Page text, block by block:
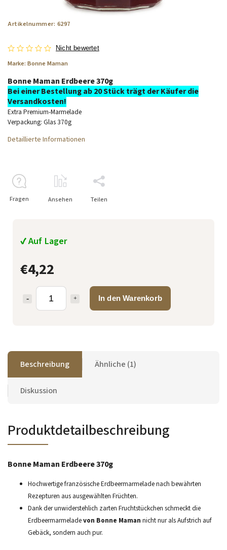
Artikelnummer: 6297
Nicht bewertet
Marke: Bonne Maman
€4,22
In den Warenkorb
✔ Auf Lager
Bonne Maman Erdbeere 370g
Bei einer Bestellung ab 20 Stück trägt der Käufer die
Versandkosten!
Extra Premium-Marmelade
Verpackung: Glas 370g
Detaillierte Informationen
Fragen Ansehen Teilen
Beschreibung Ähnliche (1)
Diskussion
Produktdetailbeschreibung
Bonne Maman Erdbeere 370g
Hochwertige französische Erdbeermarmelade nach bewährten
Rezepturen aus ausgewählten Früchten.
Dank der unwiderstehlich zarten Fruchtstückchen schmeckt die
Erdbeermarmeladevon Bonne Maman nicht nur als Aufstrich auf
Gebäck, sondern auch pur.